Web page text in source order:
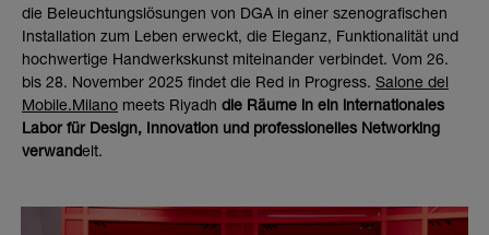
die Beleuchtungslösungen von DGA in einer szenografischen
Installation zum Leben erweckt, die Eleganz, Funktionalität und
hochwertige Handwerkskunst miteinander verbindet. Vom 26.
bis 28. November 2025 findet die Red in Progress. Salone del
Mobile.Milano meets Riyadh die Räume in ein internationales
Labor für Design, Innovation und professionelles Networking
verwandelt.